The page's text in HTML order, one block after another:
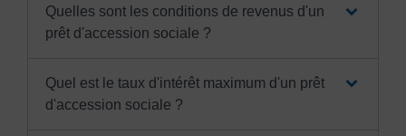
Quelles sont les conditions de revenus d'un
prêt d'accession sociale ?
Quel est le taux d'intérêt maximum d'un prêt
d'accession sociale ?